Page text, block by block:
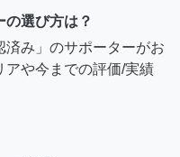
の選び方は？
済み」のサポーターがお
アや今までの評価/実績